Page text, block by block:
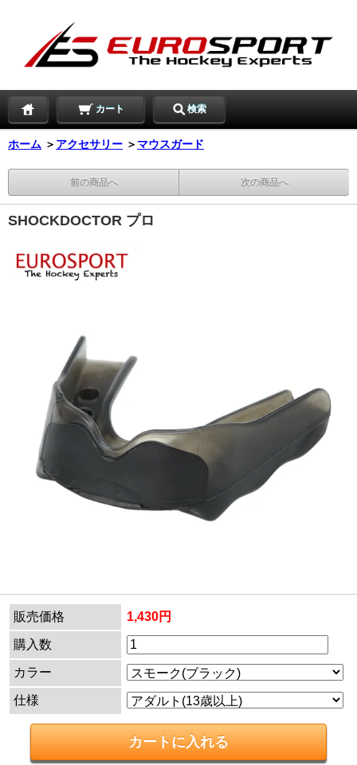
カート 検索
ホーム ＞ アクセサリー ＞ マウスガード
前の商品へ 次の商品へ
SHOCKDOCTOR プロ
販売価格 1,430円
購入数
カラー
仕様